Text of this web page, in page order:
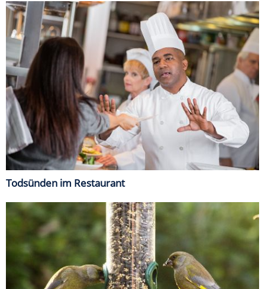
Todsünden im Restaurant